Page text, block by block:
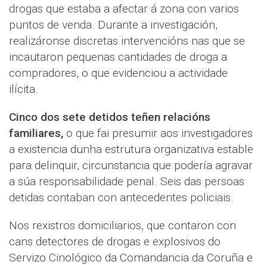
drogas que estaba a afectar á zona con varios
puntos de venda. Durante a investigación,
realizáronse discretas intervencións nas que se
incautaron pequenas cantidades de droga a
compradores, o que evidenciou a actividade
ilícita.
Cinco dos sete detidos teñen relacións
familiares, o que fai presumir aos investigadores
a existencia dunha estrutura organizativa estable
para delinquir, circunstancia que podería agravar
a súa responsabilidade penal. Seis das persoas
detidas contaban con antecedentes policiais.
Nos rexistros domiciliarios, que contaron con
cans detectores de drogas e explosivos do
Servizo Cinológico da Comandancia da Coruña e